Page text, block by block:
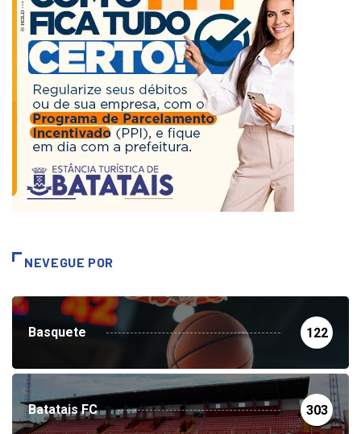
NEVEGUE POR
Basquete 122
Batatais FC 303